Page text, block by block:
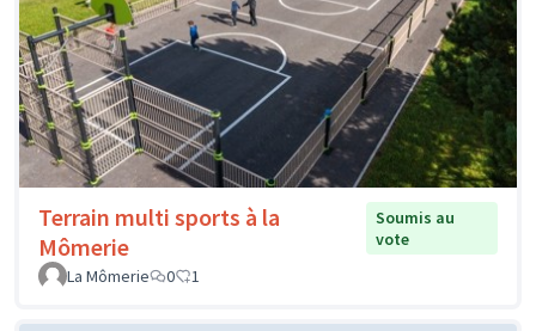
Terrain multi sports à la
Mômerie
Soumis au
vote
La Mômerie
0 1